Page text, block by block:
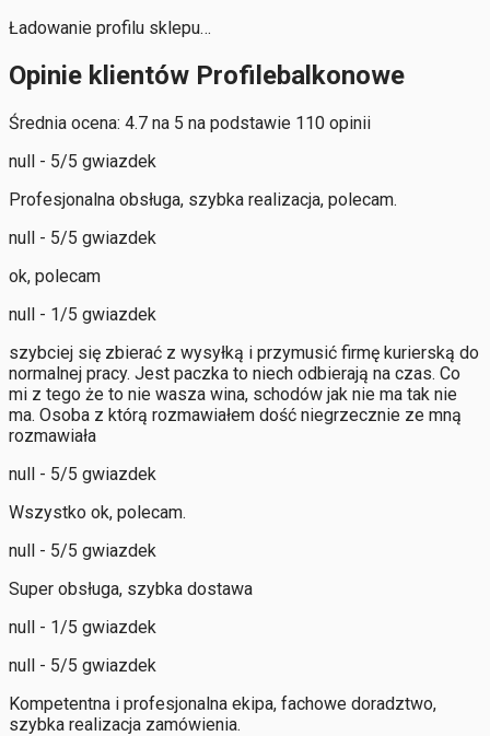
Ładowanie profilu sklepu…
Opinie klientów Profilebalkonowe
Średnia ocena: 4.7 na 5 na podstawie 110 opinii
null - 5/5 gwiazdek
Profesjonalna obsługa, szybka realizacja, polecam.
null - 5/5 gwiazdek
ok, polecam
null - 1/5 gwiazdek
szybciej się zbierać z wysyłką i przymusić firmę kurierską do
normalnej pracy. Jest paczka to niech odbierają na czas. Co
mi z tego że to nie wasza wina, schodów jak nie ma tak nie
ma. Osoba z którą rozmawiałem dość niegrzecznie ze mną
rozmawiała
null - 5/5 gwiazdek
Wszystko ok, polecam.
null - 5/5 gwiazdek
Super obsługa, szybka dostawa
null - 1/5 gwiazdek
null - 5/5 gwiazdek
Kompetentna i profesjonalna ekipa, fachowe doradztwo,
szybka realizacja zamówienia.